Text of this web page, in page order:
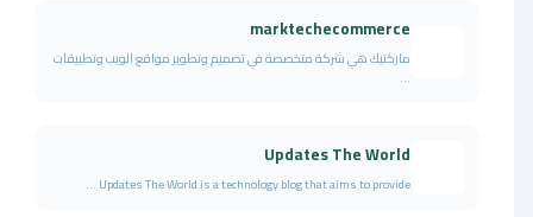
marktechecommerce
ماركتيك هي شركة متخصصة في تصميم وتطوير مواقع الويب وتطبيقات
...
Updates The World
Updates The World is a technology blog that aims to provide ...